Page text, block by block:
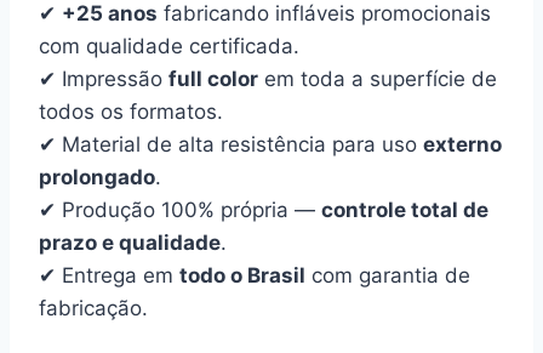
✔ +25 anos fabricando infláveis promocionais
com qualidade certificada.
✔ Impressão full color em toda a superfície de
todos os formatos.
✔ Material de alta resistência para uso externo
prolongado.
✔ Produção 100% própria — controle total de
prazo e qualidade.
✔ Entrega em todo o Brasil com garantia de
fabricação.